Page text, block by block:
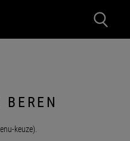
keuze).